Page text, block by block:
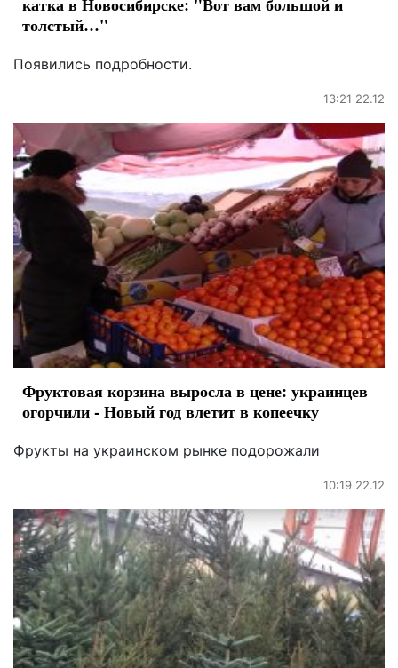
катка в Новосибирске: "Вот вам большой и
толстый…"
Появились подробности.
13:21 22.12
Фруктовая корзина выросла в цене: украинцев
огорчили - Новый год влетит в копеечку
Фрукты на украинском рынке подорожали
10:19 22.12